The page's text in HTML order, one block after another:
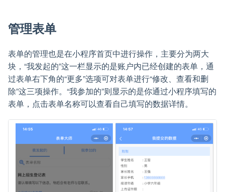
管理表单
表单的管理也是在小程序首页中进行操作，主要分为两大
块，“我发起的”这一栏显示的是账户内已经创建的表单，通
过表单右下角的“更多”选项可对表单进行“修改、查看和删
除”这三项操作。“我参加的”则显示的是你通过小程序填写的
表单，点击表单名称可以查看自己填写的数据详情。